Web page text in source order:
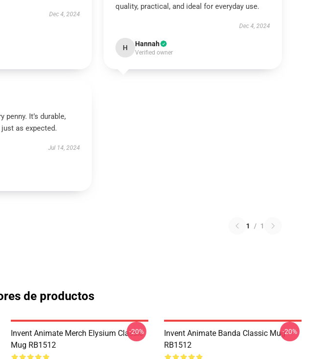
Dec 4, 2024
quality, practical, and ideal for everyday use.
Dec 4, 2024
H Hannah
Verified owner
penny. It’s durable,
as expected.
Jul 14, 2024
1 / 1
de productos
Invent Animate Merch Elysium Classic
Mug RB1512
-20%
Invent Animate Banda Classic Mug
RB1512
-20%